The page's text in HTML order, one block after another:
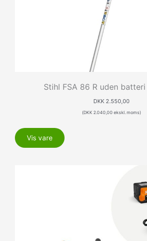
Stihl FSA 86 R uden
DKK2.550,00
(DKK 2.040,00 ekskl. moms)
Vis vare